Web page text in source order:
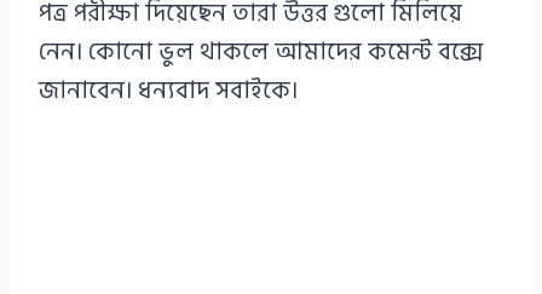
পত্র পরীক্ষা দিয়েছেন তারা উত্তর গুলো মিলিয়ে
নেন। কোনো ভুল থাকলে আমাদের কমেন্ট বক্সে
জানাবেন। ধন্যবাদ সবাইকে।